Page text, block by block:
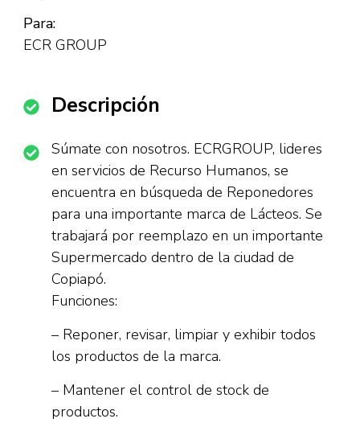
Para:
ECR GROUP
Descripción
Súmate con nosotros. ECRGROUP, lideres
en servicios de Recurso Humanos, se
encuentra en búsqueda de Reponedores
para una importante marca de Lácteos. Se
trabajará por reemplazo en un importante
Supermercado dentro de la ciudad de
Copiapó.
Funciones:
– Reponer, revisar, limpiar y exhibir todos
los productos de la marca.
– Mantener el control de stock de
productos.